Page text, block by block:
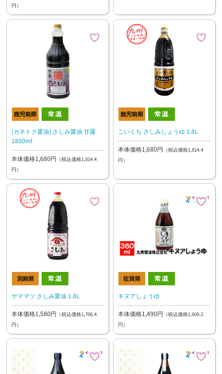
円）
[カネトク醤油] さしみ醤油 甘露
1800ml
本体価格1,680円 （税込価格1,814.4
円）
こいくち さしみしょうゆ 1.8L
本体価格1,680円 （税込価格1,814.4
円）
ヤママツ さしみ醤油 1.8L
本体価格1,580円 （税込価格1,706.4
円）
キヌアしょうゆ
本体価格1,490円 （税込価格1,609.2
円）